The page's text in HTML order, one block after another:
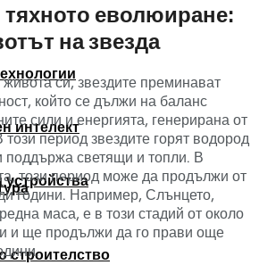
интелект
тяхното еволюиране:
на звезда
си, звездите преминават
който се дължи на баланс
сили и енергията, генерирана от
период звездите горят водород
поддържа светящи и топли. В
този период може да продължи от
години. Например, Слънцето,
маса, е в този стадий от около
и ще продължи да го прави още